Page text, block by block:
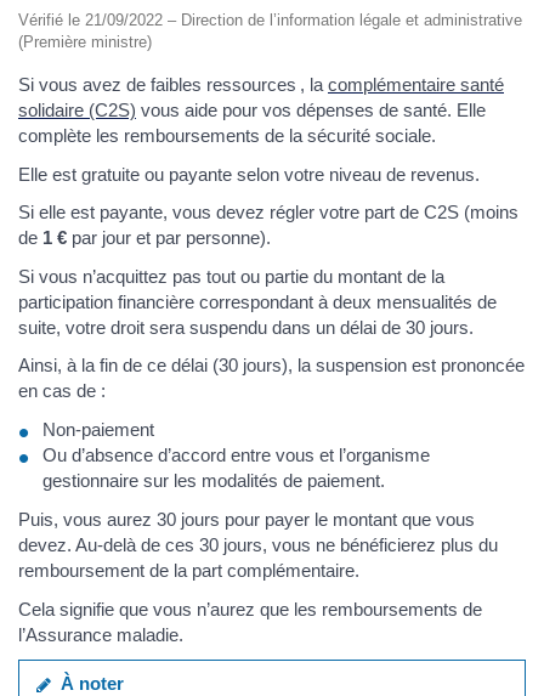
Vérifié le 21/09/2022 – Direction de l’information légale et administrative
(Première ministre)
Si vous avez de faibles ressources , la complémentaire santé
solidaire (C2S) vous aide pour vos dépenses de santé. Elle
complète les remboursements de la sécurité sociale.
Elle est gratuite ou payante selon votre niveau de revenus.
Si elle est payante, vous devez régler votre part de C2S (moins
de 1 € par jour et par personne).
Si vous n’acquittez pas tout ou partie du montant de la
participation financière correspondant à deux mensualités de
suite, votre droit sera suspendu dans un délai de 30 jours.
Ainsi, à la fin de ce délai (30 jours), la suspension est prononcée
en cas de :
Non-paiement
Ou d’absence d’accord entre vous et l’organisme
gestionnaire sur les modalités de paiement.
Puis, vous aurez 30 jours pour payer le montant que vous
devez. Au-delà de ces 30 jours, vous ne bénéficierez plus du
remboursement de la part complémentaire.
Cela signifie que vous n’aurez que les remboursements de
l’Assurance maladie.
À noter